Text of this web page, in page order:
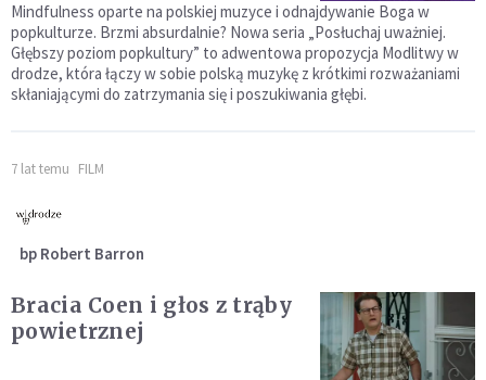
Mindfulness oparte na polskiej muzyce i odnajdywanie Boga w
popkulturze. Brzmi absurdalnie? Nowa seria „Posłuchaj uważniej.
Głębszy poziom popkultury” to adwentowa propozycja Modlitwy w
drodze, która łączy w sobie polską muzykę z krótkimi rozważaniami
skłaniającymi do zatrzymania się i poszukiwania głębi.
7 lat temu FILM
bp Robert Barron
Bracia Coen i głos z trąby
powietrznej